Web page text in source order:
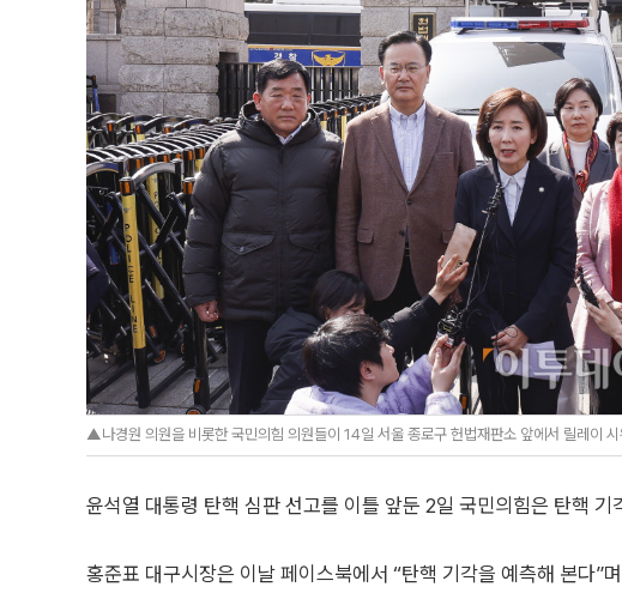
▲나경원 의원을 비롯한 국민의힘 의원들이 14일 서울 종로구 헌법재판소 앞에서 릴레이
윤석열 대통령 탄핵 심판 선고를 이틀 앞둔 2일 국민의힘은 탄핵
홍준표 대구시장은 이날 페이스북에서 “탄핵 기각을 예측해 본다”